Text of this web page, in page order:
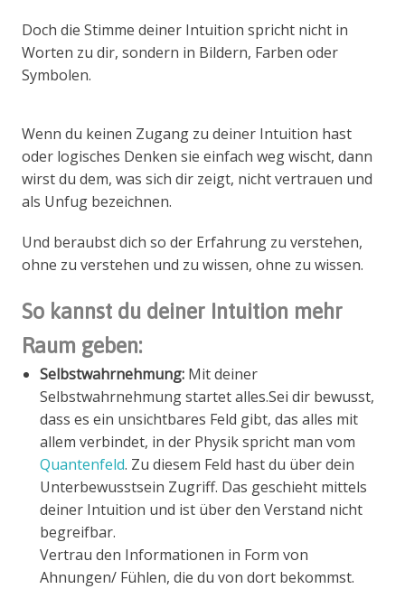
Doch die Stimme deiner Intuition spricht nicht in
Worten zu dir, sondern in Bildern, Farben oder
Symbolen.
Wenn du keinen Zugang zu deiner Intuition hast
oder logisches Denken sie einfach weg wischt, dann
wirst du dem, was sich dir zeigt, nicht vertrauen und
als Unfug bezeichnen.
Und beraubst dich so der Erfahrung zu verstehen,
ohne zu verstehen und zu wissen, ohne zu wissen.
So kannst du deiner Intuition mehr
Raum geben:
Selbstwahrnehmung: Mit deiner
Selbstwahrnehmung startet alles.Sei dir bewusst,
dass es ein unsichtbares Feld gibt, das alles mit
allem verbindet, in der Physik spricht man vom
Quantenfeld. Zu diesem Feld hast du über dein
Unterbewusstsein Zugriff. Das geschieht mittels
deiner Intuition und ist über den Verstand nicht
begreifbar.
Vertrau den Informationen in Form von
Ahnungen/ Fühlen, die du von dort bekommst.